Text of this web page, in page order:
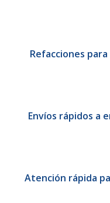
Refacciones
Envíos rápidos a
Atención rápida